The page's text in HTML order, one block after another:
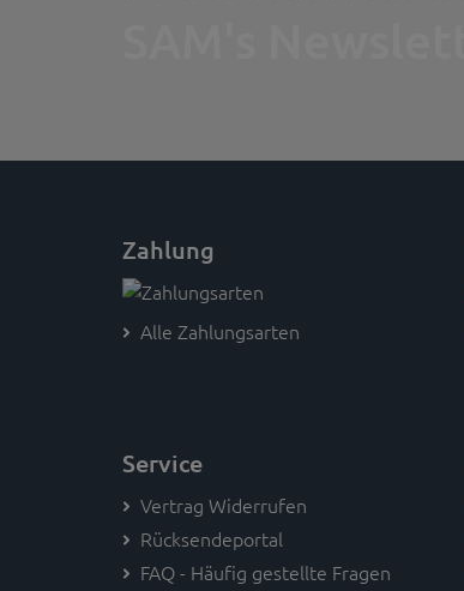
Zahlung
Alle Zahlungsarten
Service
Vertrag Widerrufen
Rücksendeportal
FAQ - Häufig gestellte Fragen